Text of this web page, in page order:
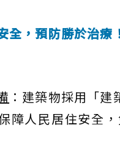
全，預防勝於治療
：建築物採用「
障人民居住安全